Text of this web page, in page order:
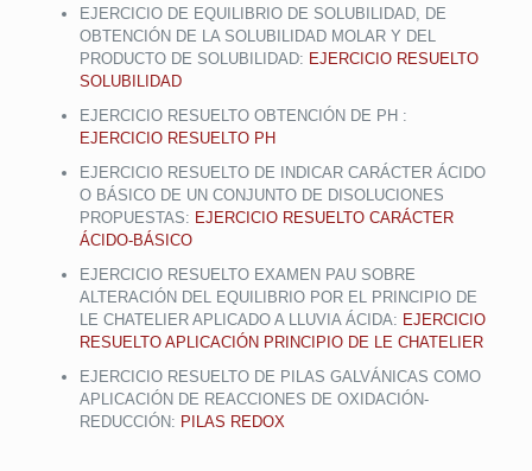
EJERCICIO DE EQUILIBRIO DE SOLUBILIDAD, DE
OBTENCIÓN DE LA SOLUBILIDAD MOLAR Y DEL
PRODUCTO DE SOLUBILIDAD: EJERCICIO RESUELTO
SOLUBILIDAD
EJERCICIO RESUELTO OBTENCIÓN DE PH :
EJERCICIO RESUELTO PH
EJERCICIO RESUELTO DE INDICAR CARÁCTER ÁCIDO
O BÁSICO DE UN CONJUNTO DE DISOLUCIONES
PROPUESTAS: EJERCICIO RESUELTO CARÁCTER
ÁCIDO-BÁSICO
EJERCICIO RESUELTO EXAMEN PAU SOBRE
ALTERACIÓN DEL EQUILIBRIO POR EL PRINCIPIO DE
LE CHATELIER APLICADO A LLUVIA ÁCIDA: EJERCICIO
RESUELTO APLICACIÓN PRINCIPIO DE LE CHATELIER
EJERCICIO RESUELTO DE PILAS GALVÁNICAS COMO
APLICACIÓN DE REACCIONES DE OXIDACIÓN-
REDUCCIÓN: PILAS REDOX